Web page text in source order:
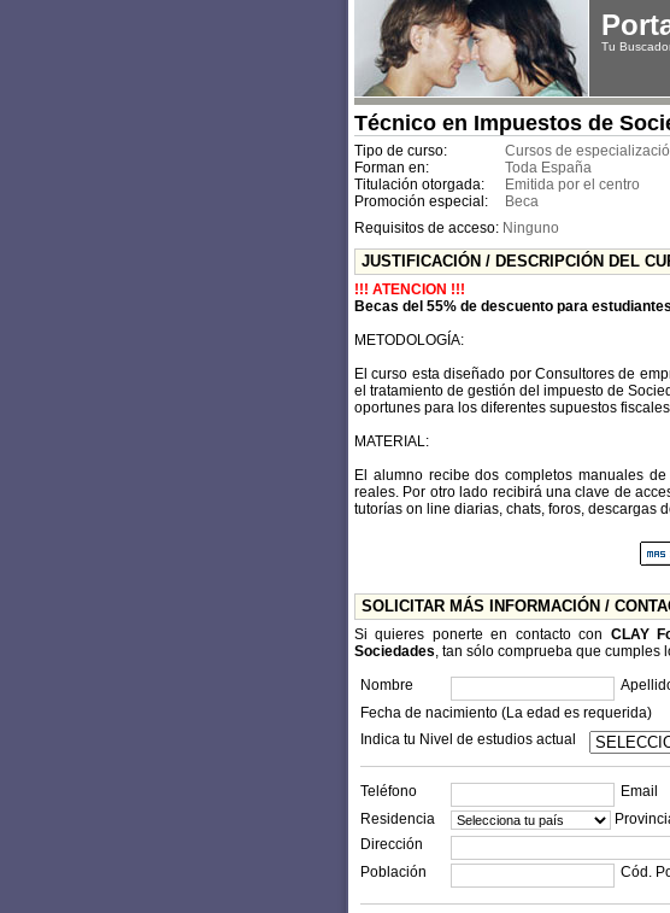
Tu
Técnico en Impuestos de
Tipo de curso: Cursos de
Forman en:
Toda España
Titulación otorgada:
Emitida por el centro
Promoción especial:
Beca
Requisitos de acceso: Ninguno
JUSTIFICACIÓN / DESCRIPCIÓN DEL
!!! ATENCION !!!
Becas del 55% de descuento para
METODOLOGÍA:
El curso esta diseñado por Consultores de
el tratamiento de gestión del impuesto de
oportunes para los diferentes supuestos
MATERIAL:
El alumno recibe dos completos manuales
reales. Por otro lado recibirá una clave de
tutorías on line diarias, chats, foros, descargas
SOLICITAR MÁS INFORMACIÓN /
Si quieres ponerte en contacto con CLAY
Sociedades, tan sólo comprueba que cumples
Nombre
Fecha de nacimiento (La edad es requerida)
Indica tu Nivel de estudios actual
Teléfono
Email
Residencia
Dirección
Población
Cód.